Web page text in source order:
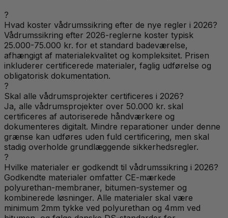
?
Hvad koster vådrumssikring efter de nye regler i 2026?
Vådrumssikring efter 2026-reglerne koster typisk
25.000-75.000 kr. for et standard badeværelse,
afhængigt af materialekvalitet og kompleksitet. Prisen
inkluderer certificerede materialer, faglig udførelse og
obligatorisk dokumentation.
?
Skal alle vådrumsprojekter certificeres i 2026?
Ja, alle vådrumsprojekter over 50.000 kr. skal
certificeres af autoriserede håndværkere og
dokumenteres digitalt. Mindre reparationer under denne
grænse kan udføres uden fuld certificering, men skal
stadig overholde grundlæggende sikkerhedsregler.
?
Hvilke materialer er godkendt til vådrumssikring i 2026?
Godkendte materialer omfatter CE-mærkede
polyurethan-membraner, bitumen-systemer og
kombinerede løsninger. Alle materialer skal være
minimum 2mm tykke ved polyurethan og 4mm ved